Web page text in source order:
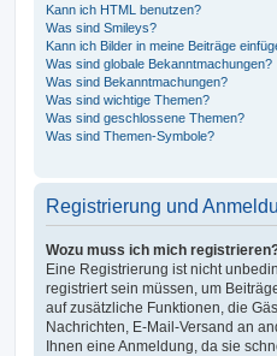
Kann ich HTML benutzen?
Was sind Smileys?
Kann ich Bilder in meine Beiträge
Was sind globale Bekanntmachungen?
Was sind Bekanntmachungen?
Was sind wichtige Themen?
Was sind geschlossene Themen?
Was sind Themen-Symbole?
Registrierung und
Wozu muss ich mich
Eine Registrierung ist nicht
registriert sein müssen, um
auf zusätzliche Funktionen, die
Nachrichten, E-Mail-Versand an
Ihnen eine Anmeldung, da sie